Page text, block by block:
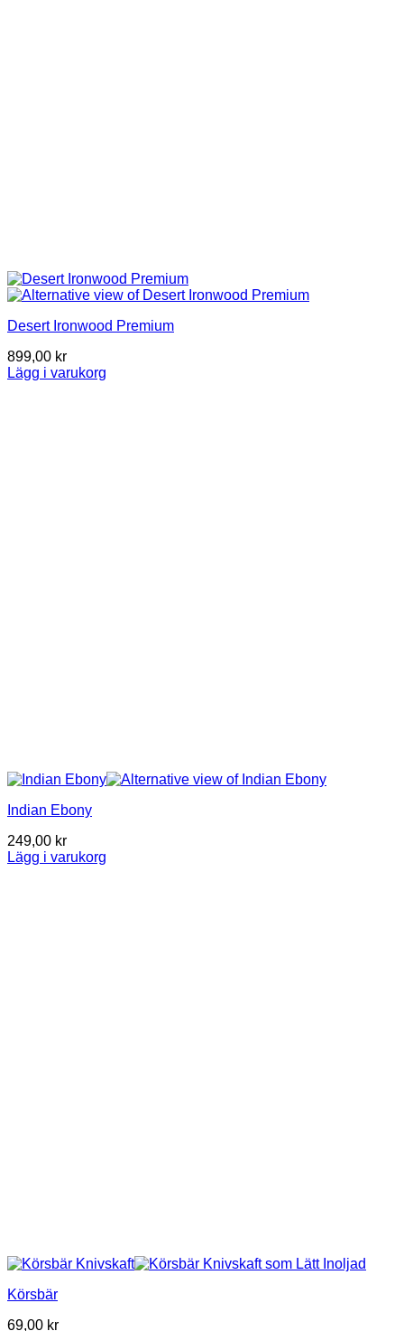
Desert Ironwood Premium
899,00 kr
Lägg i varukorg
Indian Ebony
249,00 kr
Lägg i varukorg
Körsbär
69,00 kr